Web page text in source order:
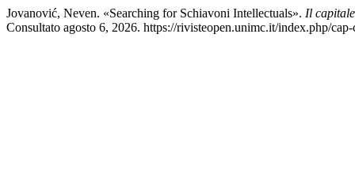
Jovanović, Neven. «Searching for Schiavoni Intellectuals». Il
Consultato agosto 6, 2026. https://rivisteopen.unimc.it/index.php/